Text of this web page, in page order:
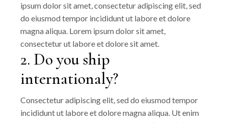
ipsum dolor sit amet, consectetur adipiscing elit, sed
do eiusmod tempor incididunt ut labore et dolore
magna aliqua. Lorem ipsum dolor sit amet,
consectetur ut labore et dolore sit amet.
2. Do you ship
internationaly?
Consectetur adipiscing elit, sed do eiusmod tempor
incididunt ut labore et dolore magna aliqua. Ut enim